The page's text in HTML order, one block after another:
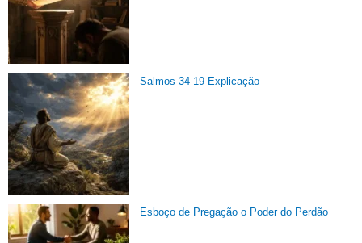
Salmos 34 19 Explicação
Esboço de Pregação o Poder do Perdão